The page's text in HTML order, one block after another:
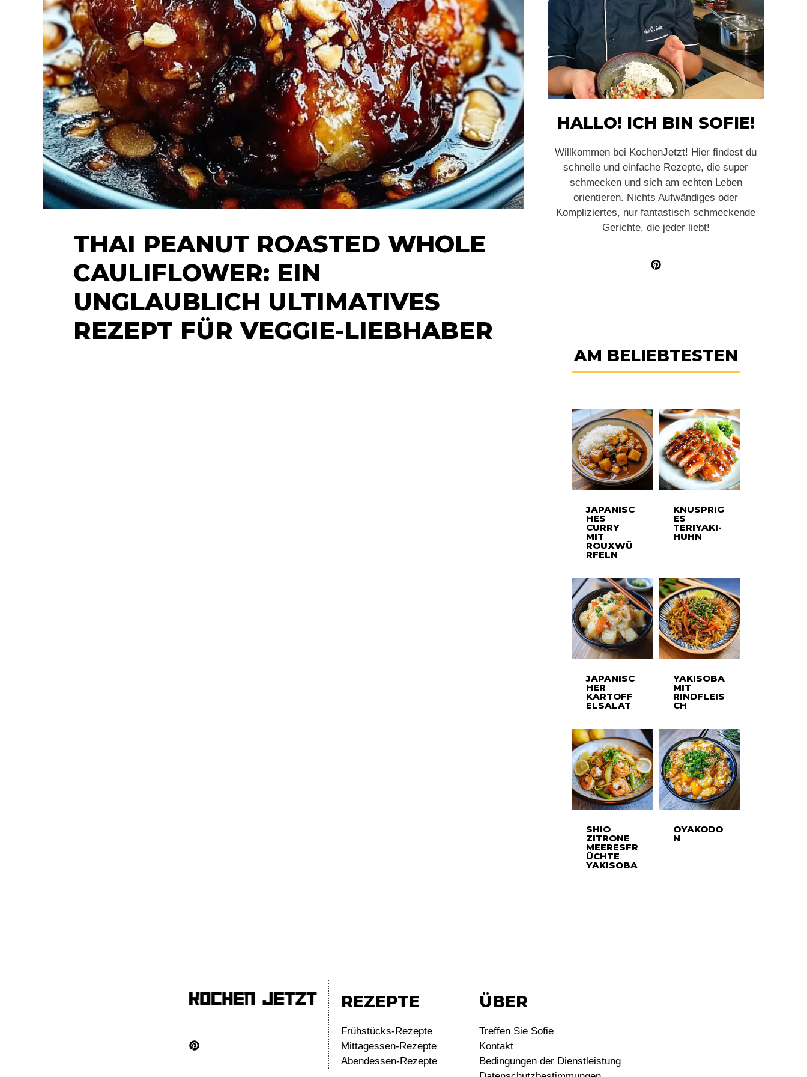
THAI PEANUT ROASTED WHOLE
CAULIFLOWER: EIN
UNGLAUBLICH ULTIMATIVES
REZEPT FÜR VEGGIE-LIEBHABER
HALLO! ICH BIN SOFIE!
Willkommen bei KochenJetzt! Hier findest du
schnelle und einfache Rezepte, die super
schmecken und sich am echten Leben
orientieren. Nichts Aufwändiges oder
Kompliziertes, nur fantastisch schmeckende
Gerichte, die jeder liebt!
AM BELIEBTESTEN
JAPANISC
HES
CURRY
MIT
ROUXWÜ
RFELN
KNUSPRIG
ES
TERIYAKI-
HUHN
JAPANISC
HER
KARTOFF
ELSALAT
YAKISOBA
MIT
RINDFLEIS
CH
SHIO
ZITRONE
MEERESFR
ÜCHTE
YAKISOBA
OYAKODO
N
REZEPTE
Frühstücks-Rezepte
Mittagessen-Rezepte
Abendessen-Rezepte
ÜBER
Treffen Sie Sofie
Kontakt
Bedingungen der Dienstleistung